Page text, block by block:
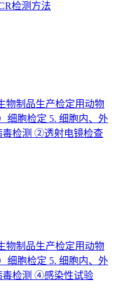
检测方法
物制品生产检定用动物
细胞检定 5. 细胞内、外
毒检测 ②透射电镜检查
物制品生产检定用动物
细胞检定 5. 细胞内、外
毒检测 ④感染性试验